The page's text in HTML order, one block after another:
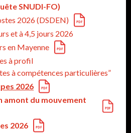
SNUDI-FO)
2026 (DSDEN)
et à 4,5 jours 2026
en Mayenne
à profil
à compétences particulières”
2026
amont du mouvement
2026